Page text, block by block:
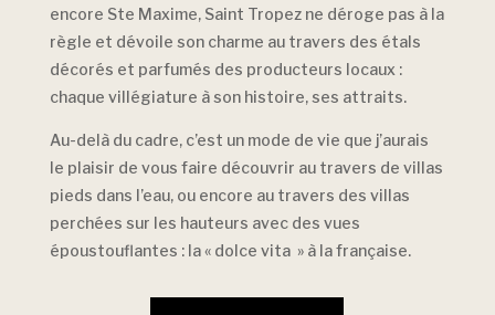
encore Ste Maxime, Saint Tropez ne déroge pas à la
règle et dévoile son charme au travers des étals
décorés et parfumés des producteurs locaux :
chaque villégiature à son histoire, ses attraits.
Au-delà du cadre, c’est un mode de vie que j’aurais
le plaisir de vous faire découvrir au travers de villas
pieds dans l’eau, ou encore au travers des villas
perchées sur les hauteurs avec des vues
époustouflantes : la « dolce vita » à la française.